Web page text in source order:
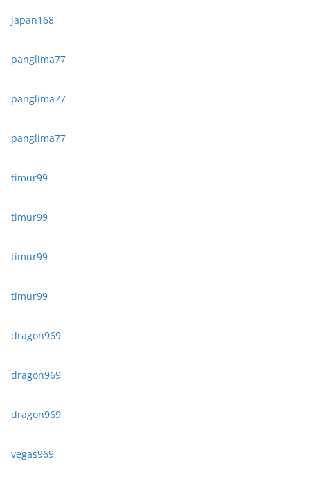
japan168
panglima77
panglima77
panglima77
timur99
timur99
timur99
timur99
dragon969
dragon969
dragon969
vegas969